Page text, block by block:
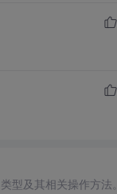
类型及其相关操作方法。